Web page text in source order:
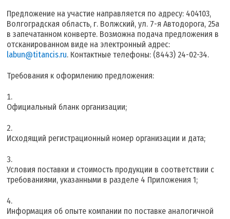
Предложение на участие направляется по адресу: 404103,
Волгоградская область, г. Волжский, ул. 7-я Автодорога, 25а
в запечатанном конверте. Возможна подача предложения в
отсканированном виде на электронный адрес:
labun@titancis.ru. Контактные телефоны: (8443) 24-02-34.
Требования к оформлению предложения:
Официальный бланк организации;
Исходящий регистрационный номер организации и дата;
Условия поставки и стоимость продукции в соответствии с
требованиями, указанными в разделе 4 Приложения 1;
Информация об опыте компании по поставке аналогичной